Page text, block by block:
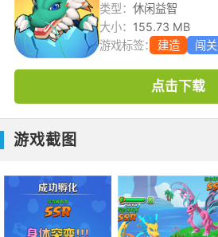
类型：休闲益智
大小： 155.73 MB
游戏标签：
建造 闯关
点击下载
游戏截图